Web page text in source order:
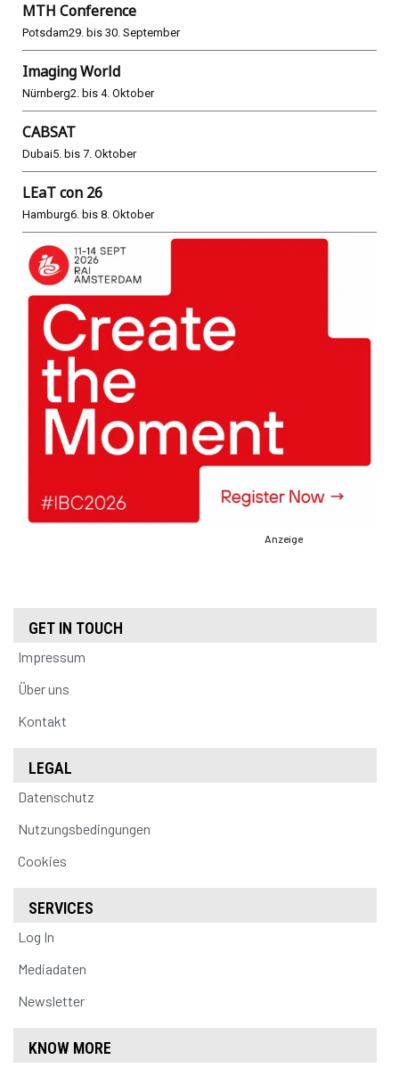
MTH Conference
Potsdam29. bis 30. September
Imaging World
Nürnberg2. bis 4. Oktober
CABSAT
Dubai5. bis 7. Oktober
LEaT con 26
Hamburg6. bis 8. Oktober
Anzeige
GET IN TOUCH
Impressum
Über uns
Kontakt
LEGAL
Datenschutz
Nutzungsbedingungen
Cookies
SERVICES
Log In
Mediadaten
Newsletter
KNOW MORE